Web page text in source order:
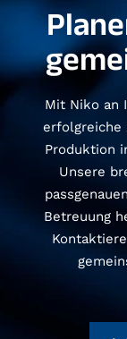
Mit Niko an
erfolgreiche
Produktion
Unsere
Betreuung